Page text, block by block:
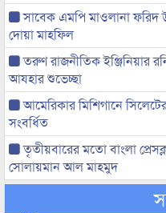
সাবেক এমপি মাওলানা ফরিদ
দোয়া মাহফিল
তরুণ রাজনীতিক ইঞ্জিনিয়ার
আযহার শুভেচ্ছা
আমেরিকার মিশিগানে
সংবর্ধিত
তৃতীয়বারের মতো বাংলা
সোলায়মান আল মাহমুদ